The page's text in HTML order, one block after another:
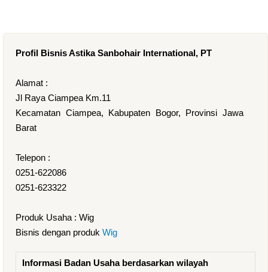
Profil Bisnis Astika Sanbohair International, PT
Alamat :
Jl Raya Ciampea Km.11
Kecamatan Ciampea, Kabupaten Bogor, Provinsi Jawa
Barat
Telepon :
0251-622086
0251-623322
Produk Usaha : Wig
Bisnis dengan produk Wig
Informasi Badan Usaha berdasarkan wilayah